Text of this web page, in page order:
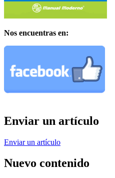
Nos encuentras en:
Enviar un artículo
Enviar un artículo
Nuevo contenido